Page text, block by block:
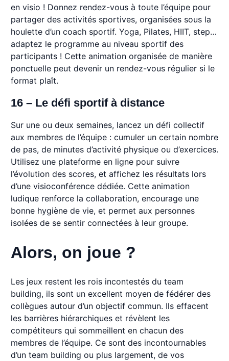
en visio ! Donnez rendez-vous à toute l’équipe pour
partager des activités sportives, organisées sous la
houlette d’un coach sportif. Yoga, Pilates, HIIT, step…
adaptez le programme au niveau sportif des
participants ! Cette animation organisée de manière
ponctuelle peut devenir un rendez-vous régulier si le
format plaît.
16 – Le défi sportif à distance
Sur une ou deux semaines, lancez un défi collectif
aux membres de l’équipe : cumuler un certain nombre
de pas, de minutes d’activité physique ou d’exercices.
Utilisez une plateforme en ligne pour suivre
l’évolution des scores, et affichez les résultats lors
d’une visioconférence dédiée. Cette animation
ludique renforce la collaboration, encourage une
bonne hygiène de vie, et permet aux personnes
isolées de se sentir connectées à leur groupe.
Alors, on joue ?
Les jeux restent les rois incontestés du team
building, ils sont un excellent moyen de fédérer des
collègues autour d’un objectif commun. Ils effacent
les barrières hiérarchiques et révèlent les
compétiteurs qui sommeillent en chacun des
membres de l’équipe. Ce sont des incontournables
d’un team building ou plus largement, de vos